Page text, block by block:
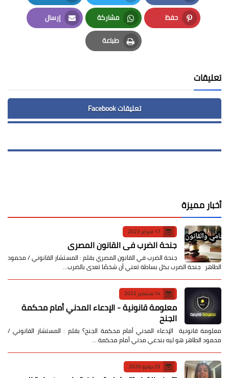
Facebook
Twitter
LinkedIn
حفظ
Pinterest
مشاركة
Whatsapp
إرسال
Email
طباعة
Print
تعليقات
تعليقات Facebook
أخبار مميزة
17 فبراير 2023
جنحة الضرب في القانون المصري
جنحة الضرب في القانون المصري بقلم : المستشار القانوني / محمود
الطاهر جنحة الضرب بكل بساطة تعني أن شخصًا تعدى بالضرب…
14 سبتمبر 2022
معلومة قانونية - الإدعاء المدني أمام محكمة
الجنح
معلومة قانونية الإدعاء المدني أمام محكمة الجنح؟ بقلم : المستشار القانوني /
محمود الطاهر هو ليه بندعي مدني أمام محكمة …
25 يوليو 2026